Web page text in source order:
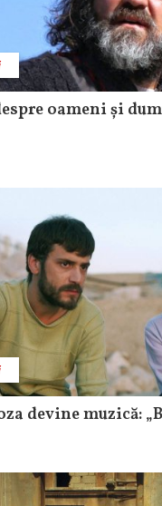
oameni și
devine muzică: